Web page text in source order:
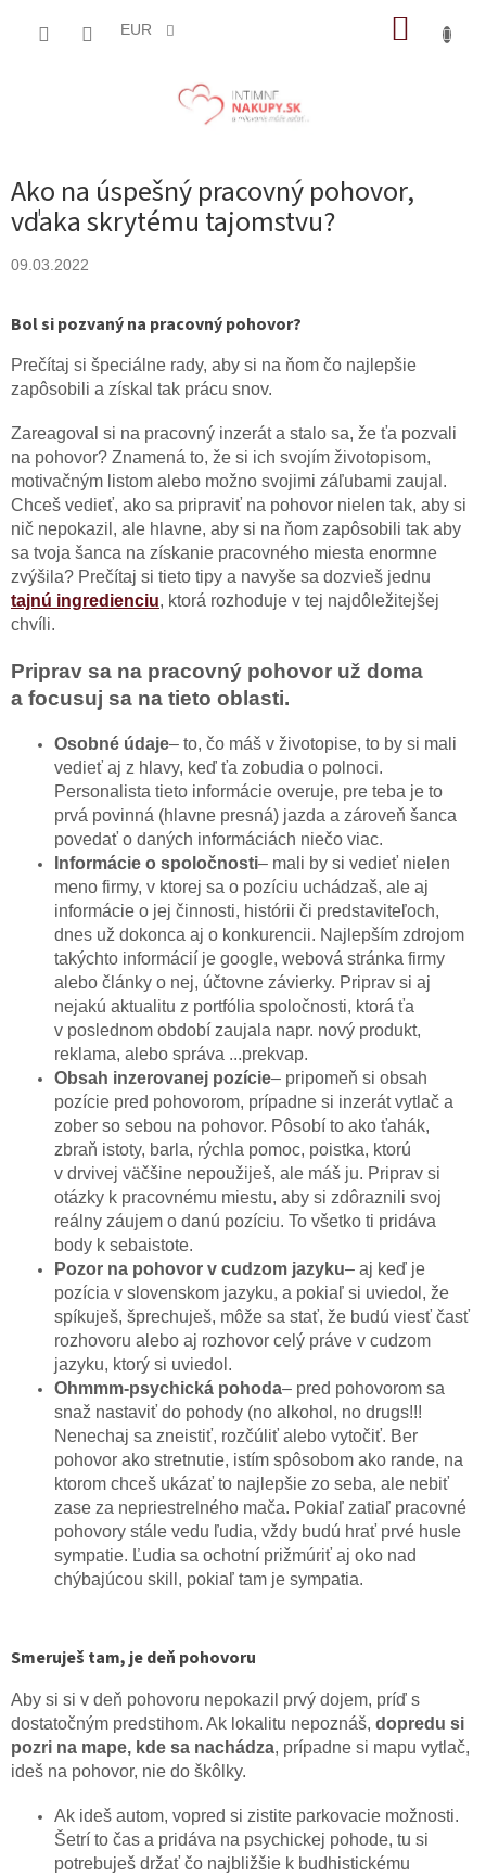
EUR
Ako na úspešný pracovný pohovor,
vďaka skrytému tajomstvu?
09.03.2022
Bol si pozvaný na pracovný pohovor?
Prečítaj si špeciálne rady, aby si na ňom čo najlepšie
zapôsobili a získal tak prácu snov.
Zareagoval si na pracovný inzerát a stalo sa, že ťa pozvali
na pohovor? Znamená to, že si ich svojím životopisom,
motivačným listom alebo možno svojimi záľubami zaujal.
Chceš vedieť, ako sa pripraviť na pohovor nielen tak, aby si
nič nepokazil, ale hlavne, aby si na ňom zapôsobili tak aby
sa tvoja šanca na získanie pracovného miesta enormne
zvýšila? Prečítaj si tieto tipy a navyše sa dozvieš jednu
tajnú ingredienciu, ktorá rozhoduje v tej najdôležitejšej
chvíli.
Priprav sa na pracovný pohovor už doma
a focusuj sa na tieto oblasti.
Osobné údaje– to, čo máš v životopise, to by si mali
vedieť aj z hlavy, keď ťa zobudia o polnoci.
Personalista tieto informácie overuje, pre teba je to
prvá povinná (hlavne presná) jazda a zároveň šanca
povedať o daných informáciách niečo viac.
Informácie o spoločnosti– mali by si vedieť nielen
meno firmy, v ktorej sa o pozíciu uchádzaš, ale aj
informácie o jej činnosti, histórii či predstaviteľoch,
dnes už dokonca aj o konkurencii. Najlepším zdrojom
takýchto informácií je google, webová stránka firmy
alebo články o nej, účtovne závierky. Priprav si aj
nejakú aktualitu z portfólia spoločnosti, ktorá ťa
v poslednom období zaujala napr. nový produkt,
reklama, alebo správa ...prekvap.
Obsah inzerovanej pozície– pripomeň si obsah
pozície pred pohovorom, prípadne si inzerát vytlač a
zober so sebou na pohovor. Pôsobí to ako ťahák,
zbraň istoty, barla, rýchla pomoc, poistka, ktorú
v drvivej väčšine nepoužiješ, ale máš ju. Priprav si
otázky k pracovnému miestu, aby si zdôraznili svoj
reálny záujem o danú pozíciu. To všetko ti pridáva
body k sebaistote.
Pozor na pohovor v cudzom jazyku– aj keď je
pozícia v slovenskom jazyku, a pokiaľ si uviedol, že
spíkuješ, šprechuješ, môže sa stať, že budú viesť časť
rozhovoru alebo aj rozhovor celý práve v cudzom
jazyku, ktorý si uviedol.
Ohmmm-psychická pohoda– pred pohovorom sa
snaž nastaviť do pohody (no alkohol, no drugs!!!
Nenechaj sa zneistiť, rozčúliť alebo vytočiť. Ber
pohovor ako stretnutie, istím spôsobom ako rande, na
ktorom chceš ukázať to najlepšie zo seba, ale nebiť
zase za nepriestrelného mača. Pokiaľ zatiaľ pracovné
pohovory stále vedu ľudia, vždy budú hrať prvé husle
sympatie. Ľudia sa ochotní prižmúriť aj oko nad
chýbajúcou skill, pokiaľ tam je sympatia.
Smeruješ tam, je deň pohovoru
Aby si si v deň pohovoru nepokazil prvý dojem, príď s
dostatočným predstihom. Ak lokalitu nepoznáš, dopredu si
pozri na mape, kde sa nachádza, prípadne si mapu vytlač,
ideš na pohovor, nie do škôlky.
Ak ideš autom, vopred si zistite parkovacie možnosti.
Šetrí to čas a pridáva na psychickej pohode, tu si
potrebuješ držať čo najbližšie k budhistickému